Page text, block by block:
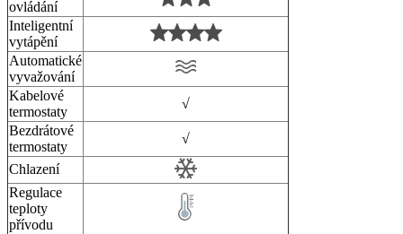
ovládání
Inteligentní
vytápění
Automatické
vyvažování
Kabelové
termostaty
√
Bezdrátové
termostaty
√
Chlazení
Regulace
teploty
přívodu